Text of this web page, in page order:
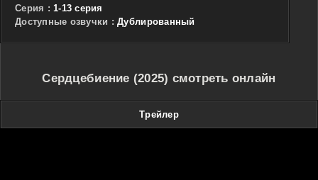
Cерия : 1-13 серия
Доступные озвучки : Дублированный
Сердцебиение (2025) смотреть онлайн
Трейлер